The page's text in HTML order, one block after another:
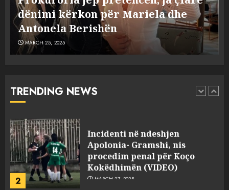
Dumanit flet për PERSONAT që e
plagosën!
MARCH 25, 2025
TRENDING NEWS
5
plagosën!
MARCH 25, 2025
1
Punonjësja e UKT akuzon
pasuri të pajustifikuar
2
Incidenti në ndeshjen
Apolonia- Gramshi, nis
procedim penal për Koço
Kokëdhimën (VIDEO)
MARCH 27, 2025